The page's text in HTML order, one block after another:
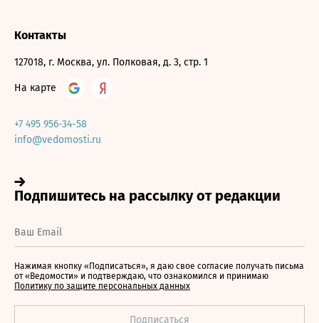
Контакты
127018, г. Москва, ул. Полковая, д. 3, стр. 1
На карте
+7 495 956-34-58
info@vedomosti.ru
Нажимая кнопку «Подписаться», я даю свое согласие получать письма
от «Ведомости» и подтверждаю, что ознакомился и принимаю
Политику по защите персональных данных